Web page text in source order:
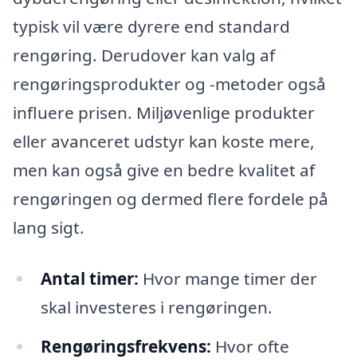
typisk vil være dyrere end standard
rengøring. Derudover kan valg af
rengøringsprodukter og -metoder også
influere prisen. Miljøvenlige produkter
eller avanceret udstyr kan koste mere,
men kan også give en bedre kvalitet af
rengøringen og dermed flere fordele på
lang sigt.
Antal timer: Hvor mange timer der
skal investeres i rengøringen.
Rengøringsfrekvens: Hvor ofte